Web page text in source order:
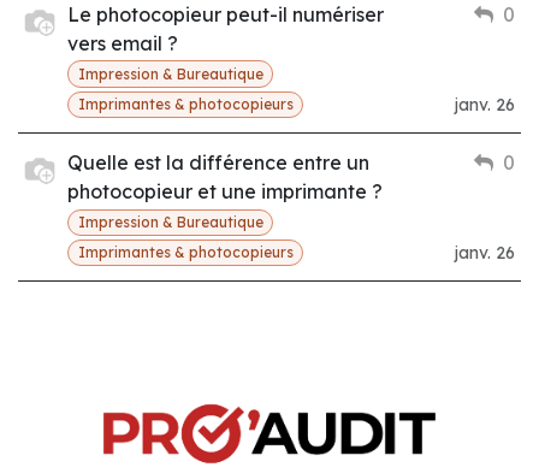
Le photocopieur peut-il numériser
vers email ?
Impression & Bureautique
Imprimantes & photocopieurs
0
janv. 26
Quelle est la différence entre un
photocopieur et une imprimante ?
Impression & Bureautique
Imprimantes & photocopieurs
0
janv. 26